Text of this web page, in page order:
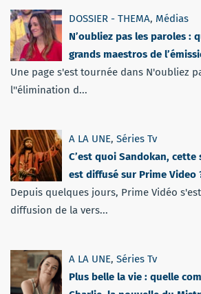
DOSSIER - THEMA, Médias
N’oubliez pas les paroles :
grands maestros de
Une page s'est tournée dans N'oubliez
l''élimination d...
A LA UNE, Séries Tv
C’est quoi Sandokan,
est diffusé sur Prime Video
Depuis quelques jours, Prime Vidéo
diffusion de la vers...
A LA UNE, Séries Tv
Plus belle la vie : quelle